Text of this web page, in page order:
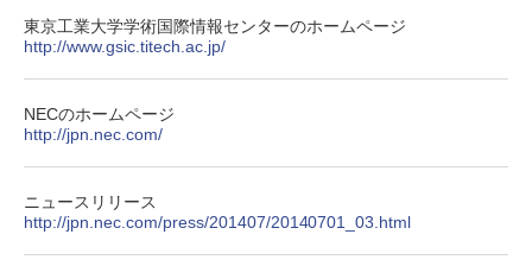
￥572
東京工業大学学術国際情報センターのホームページ
http://www.gsic.titech.ac.jp/
NECのホームページ
http://jpn.nec.com/
ニュースリリース
http://jpn.nec.com/press/201407/20140701_03.html